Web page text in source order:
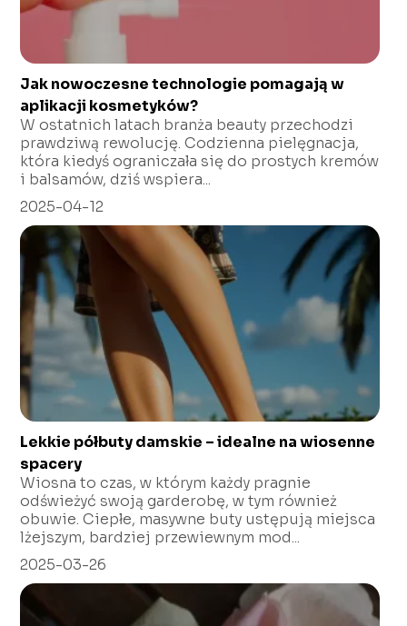
Jak nowoczesne technologie pomagają w
aplikacji kosmetyków?
W ostatnich latach branża beauty przechodzi
prawdziwą rewolucję. Codzienna pielęgnacja,
która kiedyś ograniczała się do prostych kremów
i balsamów, dziś wspiera...
2025-04-12
Lekkie półbuty damskie – idealne na wiosenne
spacery
Wiosna to czas, w którym każdy pragnie
odświeżyć swoją garderobę, w tym również
obuwie. Ciepłe, masywne buty ustępują miejsca
lżejszym, bardziej przewiewnym mod...
2025-03-26